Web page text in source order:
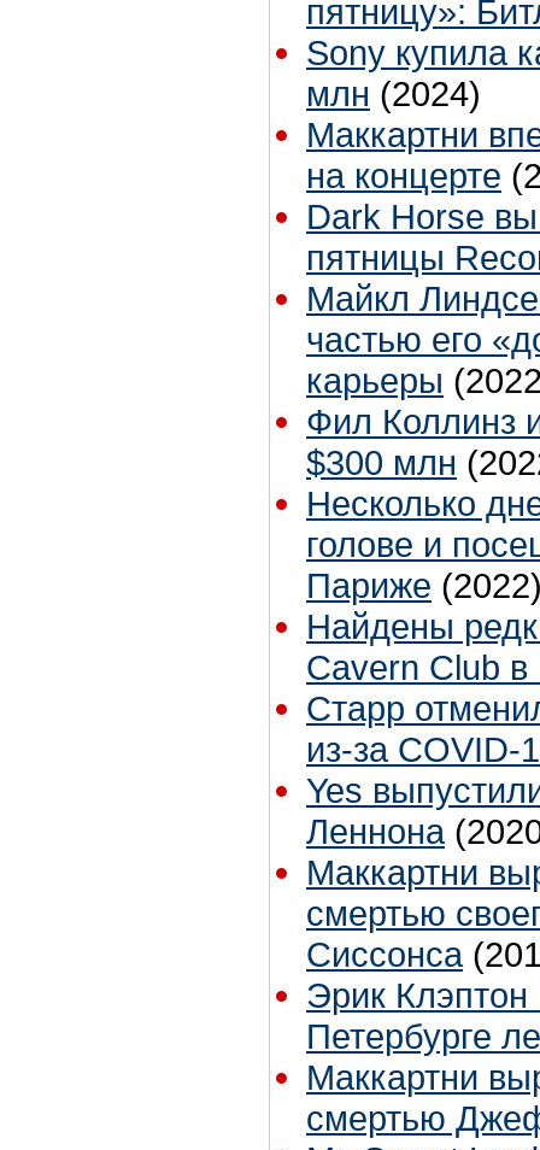
пятницу»:
Sony купила
млн (2024)
Маккартни
на концерте
Dark Horse
пятницы
Майкл
частью его
карьеры
Фил Коллинз
$300 млн
Несколько
голове и
Париже
Найдены
Cavern Club в
Старр
из-за COVID-
Yes
Леннона
Маккартни
смертью
Сиссонса
Эрик
Петербурге
Маккартни
смертью